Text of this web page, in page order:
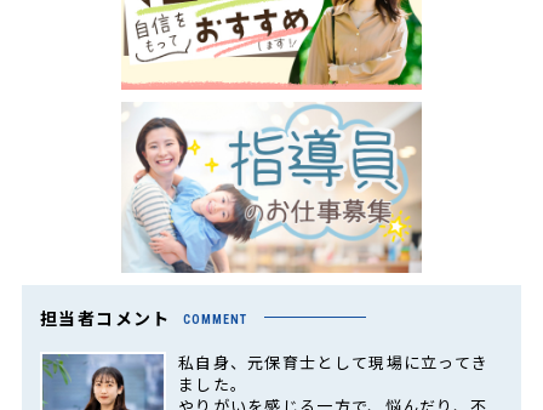
担当者コメント COMMENT
私自身、元保育士として現場に立ってき
ました。